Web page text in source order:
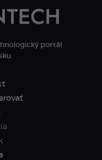
portál